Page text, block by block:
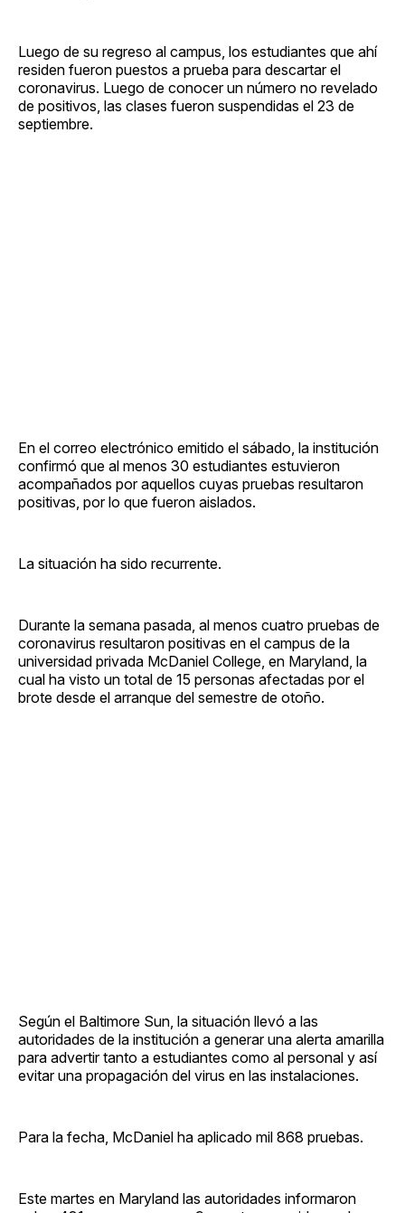
Luego de su regreso al campus, los estudiantes que ahí
residen fueron puestos a prueba para descartar el
coronavirus. Luego de conocer un número no revelado
de positivos, las clases fueron suspendidas el 23 de
septiembre.
En el correo electrónico emitido el sábado, la institución
confirmó que al menos 30 estudiantes estuvieron
acompañados por aquellos cuyas pruebas resultaron
positivas, por lo que fueron aislados.
La situación ha sido recurrente.
Durante la semana pasada, al menos cuatro pruebas de
coronavirus resultaron positivas en el campus de la
universidad privada McDaniel College, en Maryland, la
cual ha visto un total de 15 personas afectadas por el
brote desde el arranque del semestre de otoño.
Según el Baltimore Sun, la situación llevó a las
autoridades de la institución a generar una alerta amarilla
para advertir tanto a estudiantes como al personal y así
evitar una propagación del virus en las instalaciones.
Para la fecha, McDaniel ha aplicado mil 868 pruebas.
Este martes en Maryland las autoridades informaron